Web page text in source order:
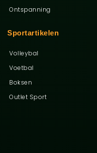
Sportartikelen
Volleybal
Voetbal
Boksen
Outlet Sport
Ontspanning